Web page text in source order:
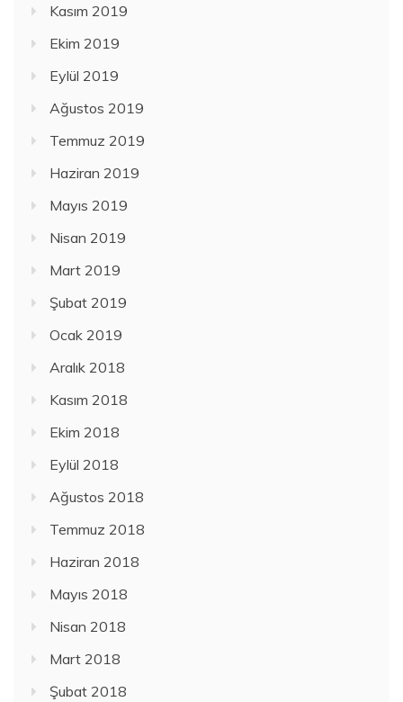
Kasım 2019
Ekim 2019
Eylül 2019
Ağustos 2019
Temmuz 2019
Haziran 2019
Mayıs 2019
Nisan 2019
Mart 2019
Şubat 2019
Ocak 2019
Aralık 2018
Kasım 2018
Ekim 2018
Eylül 2018
Ağustos 2018
Temmuz 2018
Haziran 2018
Mayıs 2018
Nisan 2018
Mart 2018
Şubat 2018